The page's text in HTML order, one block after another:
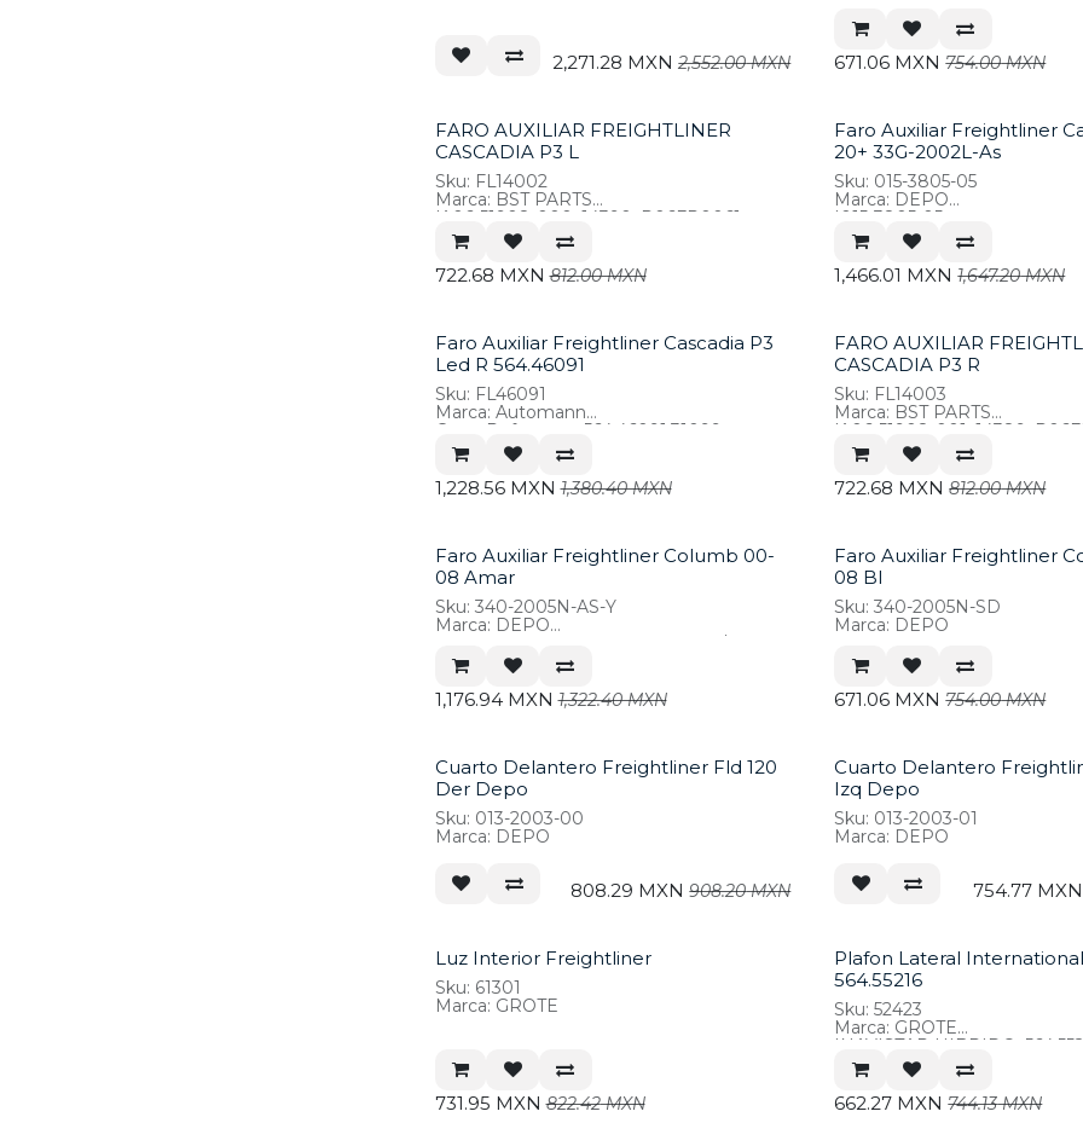
2,271.28 MXN 2,552.00MXN 671.06 MXN 754.00MXN
FARO AUXILIAR FREIGHTLINER
CASCADIA P3 L
Sku: FL14002
Marca: BST PARTS
*A06-51908-000, 14390, P06FR0061
722.68 MXN 812.00MXN
Faro Auxiliar Freightliner
20+ 33G-2002L-As
Sku: 015-3805-05
Marca: DEPO
*015-3805-05
1,466.01 MXN 1,647.20MXN
Faro Auxiliar Freightliner Cascadia P3
Led R 564.46091
Sku: FL46091
Marca: Automann
Cross Reference: 564.46091,31099
1,228.56MXN 1,380.40MXN
FARO AUXILIAR
CASCADIA P3 R
Sku: FL14003
Marca: BST PARTS
*A06-51908-001, 14389,
722.68 MXN 812.00MXN
Faro Auxiliar Freightliner Columb 00-
08 Amar
Sku: 340-2005N-AS-Y
Marca: DEPO
*FARO FL COLUMBIA 00-08 IZQ/DER
1,176.94MXN 1,322.40MXN
Faro Auxiliar Freightliner
08 Bl
Sku: 340-2005N-SD
Marca: DEPO
671.06 MXN 754.00MXN
Cuarto Delantero Freightliner Fld 120
Der Depo
Sku: 013-2003-00
Marca: DEPO
808.29 MXN 908.20MXN
Cuarto Delantero
Izq Depo
Sku: 013-2003-01
Marca: DEPO
754.77 MXN
Luz Interior Freightliner
Sku: 61301
Marca: GROTE
731.95 MXN 822.42MXN
Plafon Lateral
564.55216
Sku: 52423
Marca: GROTE
*NAVISTAR HIBRIDO,
662.27 MXN 744.13MXN